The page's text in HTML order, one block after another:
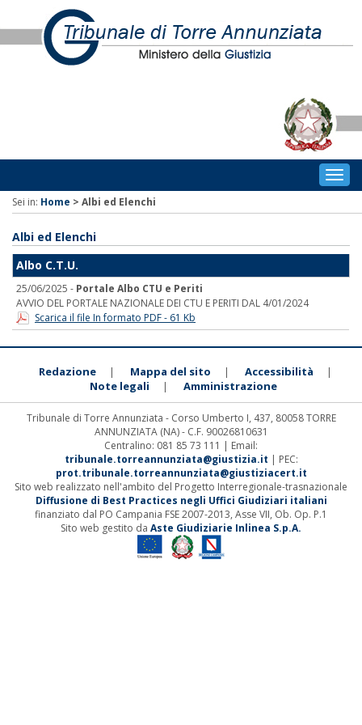
Sei in: Home > Albi ed Elenchi
Albi ed Elenchi
Albo C.T.U.
25/06/2025 - Portale Albo CTU e Periti
AVVIO DEL PORTALE NAZIONALE DEI CTU E PERITI DAL 4/01/2024
Scarica il file In formato PDF - 61 Kb
Redazione | Mappa del sito | Accessibilità |
Note legali | Amministrazione
Tribunale di Torre Annunziata - Corso Umberto I, 437, 80058 TORRE
ANNUNZIATA (NA) - C.F. 90026810631
Centralino: 081 85 73 111 | Email:
tribunale.torreannunziata@giustizia.it | PEC:
prot.tribunale.torreannunziata@giustiziacert.it
Sito web realizzato nell'ambito del Progetto Interregionale-trasnazionale
Diffusione di Best Practices negli Uffici Giudiziari italiani
finanziato dal PO Campania FSE 2007-2013, Asse VII, Ob. Op. P.1
Sito web gestito da Aste Giudiziarie Inlinea S.p.A.